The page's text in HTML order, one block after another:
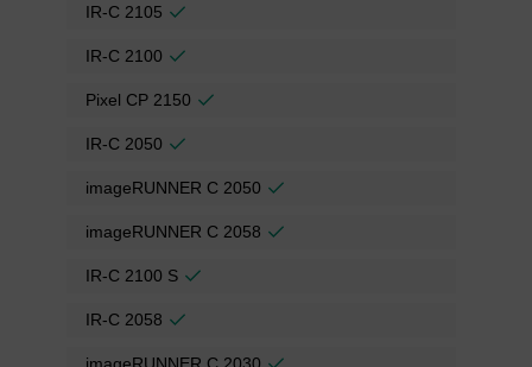
IR-C 2105
IR-C 2100
Pixel CP 2150
IR-C 2050
imageRUNNER C 2050
imageRUNNER C 2058
IR-C 2100 S
IR-C 2058
imageRUNNER C 2030